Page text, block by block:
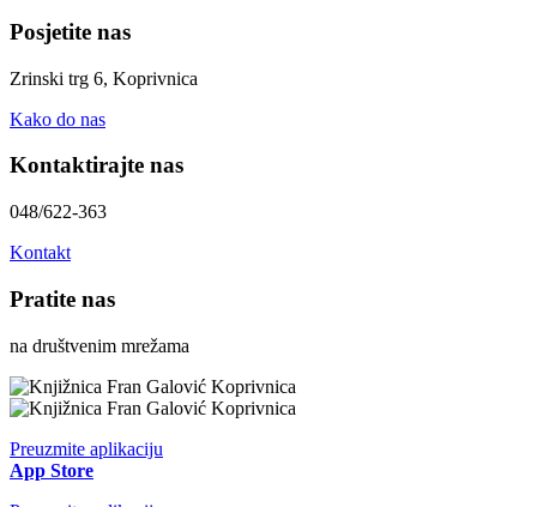
Posjetite nas
Zrinski trg 6, Koprivnica
Kako do nas
Kontaktirajte nas
048/622-363
Kontakt
Pratite nas
na društvenim mrežama
Preuzmite aplikaciju
App Store